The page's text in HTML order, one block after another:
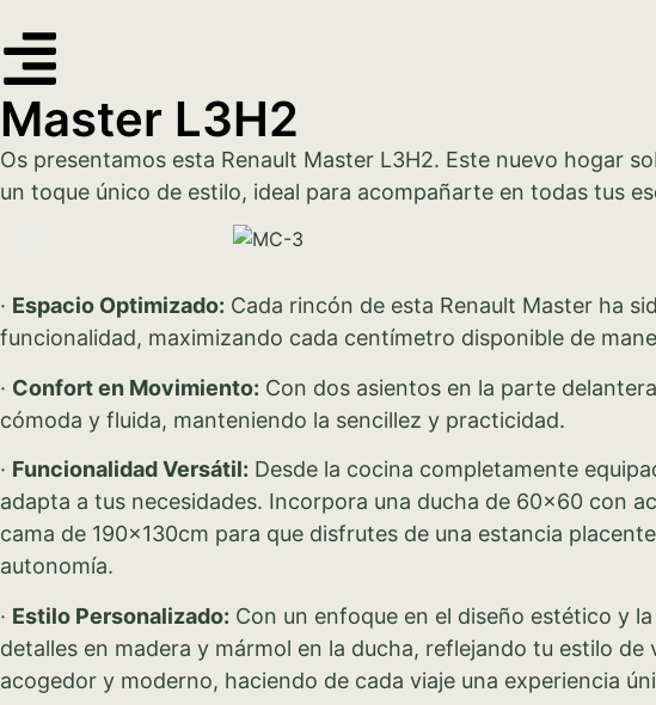
Master L3H2
Os presentamos esta Renault Master L3H2. Este nuevo hogar
un toque único de estilo, ideal para acompañarte en todas tus
· Espacio Optimizado: Cada rincón de esta Renault Master ha
funcionalidad, maximizando cada centímetro disponible de
· Confort en Movimiento: Con dos asientos en la parte
cómoda y fluida, manteniendo la sencillez y practicidad.
· Funcionalidad Versátil: Desde la cocina completamente
adapta a tus necesidades. Incorpora una ducha de 60×60 con
cama de 190x130cm para que disfrutes de una estancia
autonomía.
· Estilo Personalizado: Con un enfoque en el diseño estético y
detalles en madera y mármol en la ducha, reflejando tu estilo
acogedor y moderno, haciendo de cada viaje una experiencia